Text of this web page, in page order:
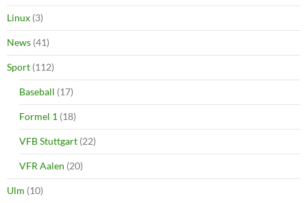
Linux (3)
News (41)
Sport (112)
Baseball (17)
Formel 1 (18)
VFB Stuttgart (22)
VFR Aalen (20)
Ulm (10)